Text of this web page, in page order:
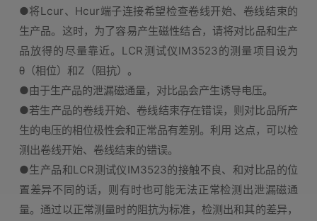
●将Lcur、Hcur端子连接希望检查卷线开始、卷线结束的
生产品。这时，为了容易产生磁性结合，请将对比品和生产
品放得的尽量靠近。LCR测试仪IM3523的测量项目设为
θ（相位）和Z（阻抗）。
●由于生产品的泄漏磁通量，对比品会产生诱导电压。
●若生产品的卷线开始、卷线结束存在错误，则对比品所产
生的电压的相位极性会和正常品有差别。利用 这点，可以检
测出卷线开始、卷线结束的错误。
●生产品和LCR测试仪IM3523的接触不良、和对比品的位
置差异不同的话，则有时也可能无法正常检测出泄漏磁通
量。通过以正常测量时的阻抗为标准，检测出和其的差异，